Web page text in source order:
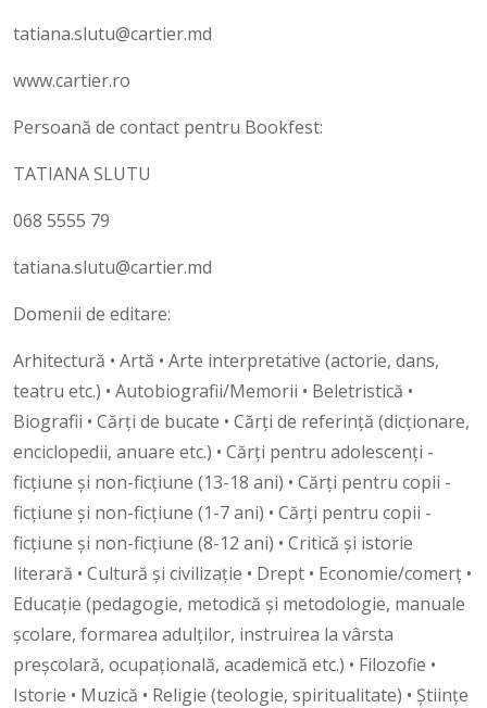
tatiana.slutu@cartier.md
www.cartier.ro
Persoană de contact pentru Bookfest:
TATIANA SLUTU
068 5555 79
tatiana.slutu@cartier.md
Domenii de editare:
Arhitectură • Artă • Arte interpretative (actorie, dans,
teatru etc.) • Autobiografii/Memorii • Beletristică •
Biografii • Cărți de bucate • Cărți de referință (dicționare,
enciclopedii, anuare etc.) • Cărţi pentru adolescenţi -
ficţiune şi non-ficţiune (13-18 ani) • Cărţi pentru copii -
ficţiune şi non-ficţiune (1-7 ani) • Cărţi pentru copii -
ficţiune şi non-ficţiune (8-12 ani) • Critică și istorie
literară • Cultură și civilizație • Drept • Economie/comerț •
Educație (pedagogie, metodică și metodologie, manuale
școlare, formarea adulților, instruirea la vârsta
preșcolară, ocupațională, academică etc.) • Filozofie •
Istorie • Muzică • Religie (teologie, spiritualitate) • Științe